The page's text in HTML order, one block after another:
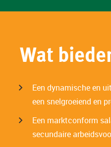
Wat
Een dynamische en
een snelgroeiend en
Een marktconform
secundaire